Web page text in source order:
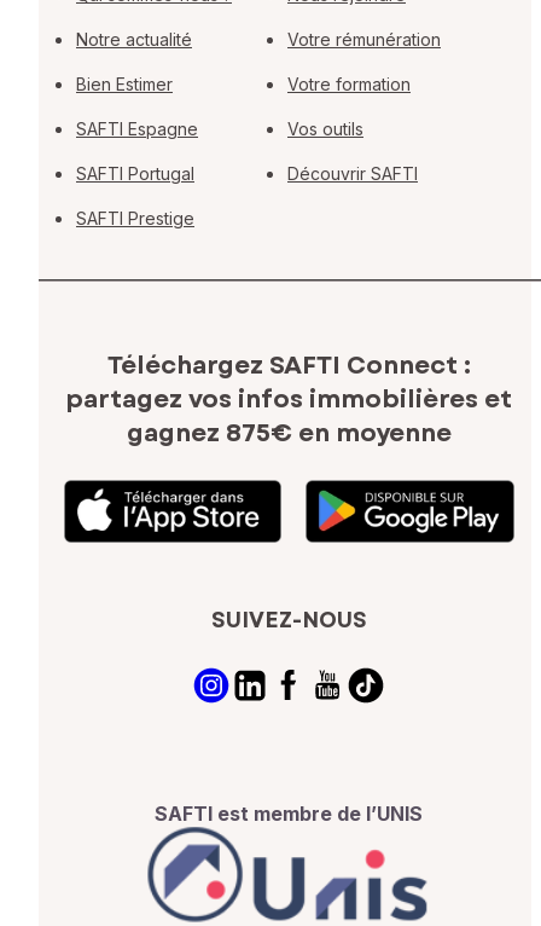
Notre actualité
Bien Estimer
SAFTI Espagne
SAFTI Portugal
SAFTI Prestige
Votre rémunération
Votre formation
Vos outils
Découvrir SAFTI
Téléchargez SAFTI Connect :
partagez vos infos immobilières et
gagnez 875€ en moyenne
SUIVEZ-NOUS
SAFTI est membre de l’UNIS